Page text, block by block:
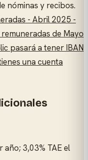
nóminas y recibos.
- Abril 2025 -
de Mayo
pasará a tener IBAN
una cuenta
año; 3,03% TAE el